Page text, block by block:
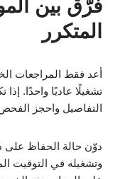
فرّق بين
المتكرر
أعد فقط المراجعات
تشغيلًا عاديًا واحدًا.
التفاصيل واحجز
دوّن حالة الحفاظ على
وتشغيله في التوقيت